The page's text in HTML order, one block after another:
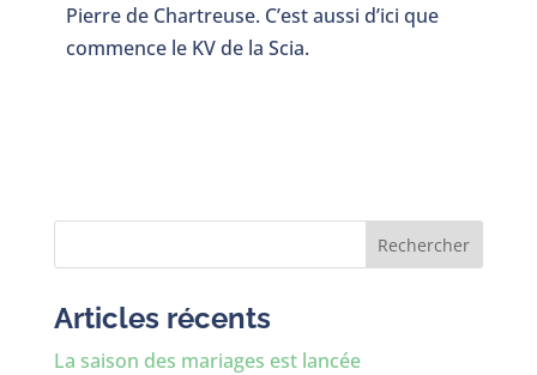
Pierre de Chartreuse. C’est aussi d’ici que
commence le KV de la Scia.
Rechercher
Articles récents
La saison des mariages est lancée